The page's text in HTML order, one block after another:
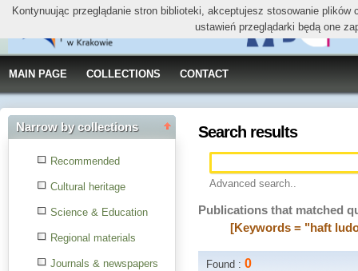
MAIN PAGE COLLECTIONS CONTACT
Narrow by collections
Recommended
Cultural heritage
Science & Education
Regional materials
Journals & newspapers
Search results
Advanced search..
Publications that matched
[Keywords = "haft
Found :0
Kontynuując przeglądanie stron biblioteki, akceptujesz stosowanie
ustawień przeglądarki będą one